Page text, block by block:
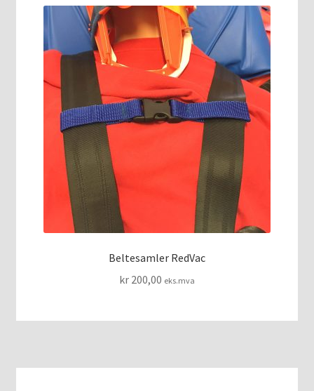
LYS OG LYKTER
VAKUUMMADRASSER
Beltesamler RedVac
kr 200,00 eks.mva